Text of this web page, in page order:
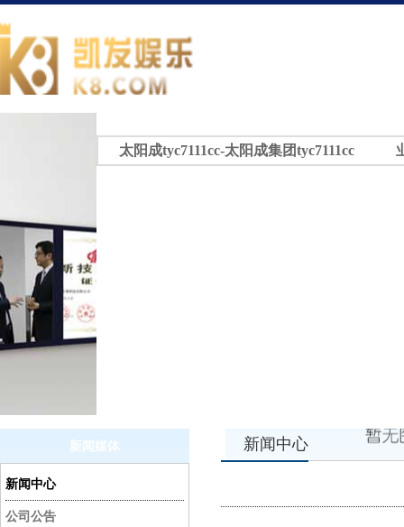
太阳成tyc7111cc-太阳成集团tyc7111cc
新闻媒体
新闻中心
公司公告
新闻中心